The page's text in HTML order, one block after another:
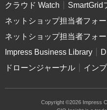
クラウド Watch
SmartGrid
ネットショップ担当者フォ
ネットショップ担当者フォ
Impress Business Library
ドローンジャーナル
イン
Copyright ©2026 Impress